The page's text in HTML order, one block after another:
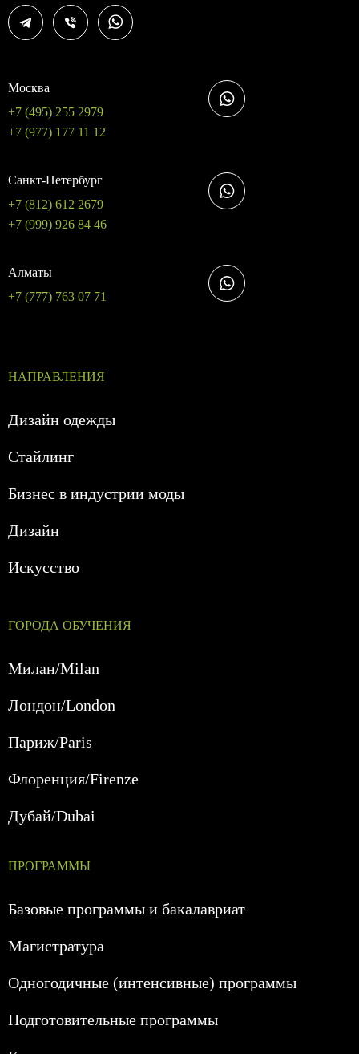
Москва
+7 (495) 255 2979
+7 (977) 177 11 12
Санкт-Петербург
+7 (812) 612 2679
+7 (999) 926 84 46
Алматы
+7 (777) 763 07 71
НАПРАВЛЕНИЯ
Дизайн одежды
Стайлинг
Бизнес в индустрии моды
Дизайн
Искусство
ГОРОДА ОБУЧЕНИЯ
Милан/Milan
Лондон/London
Париж/Paris
Флоренция/Firenze
Дубай/Dubai
ПРОГРАММЫ
Базовые программы и бакалавриат
Магистратура
Одногодичные (интенсивные) программы
Подготовительные программы